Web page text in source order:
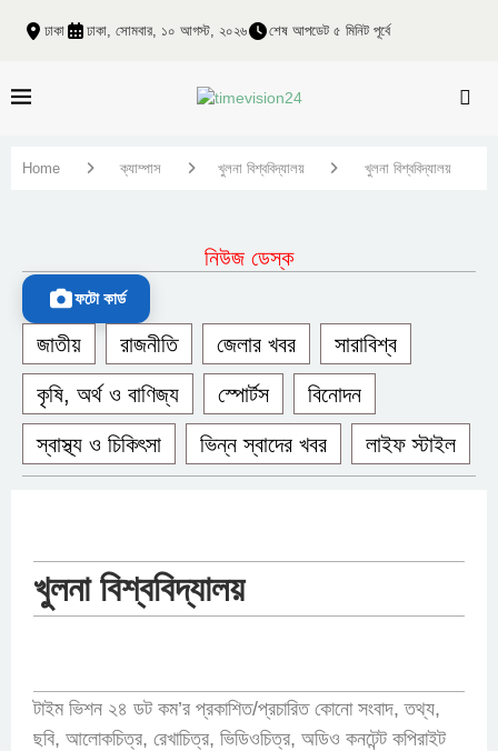
ঢাকা ঢাকা, সোমবার, ১০ আগস্ট, ২০২৬ শেষ আপডেট ৫ মিনিট পূর্বে
Home ক্যাম্পাস খুলনা বিশ্ববিদ্যালয় খুলনা বিশ্ববিদ্যালয়
নিউজ ডেস্ক
ফটো কার্ড
জাতীয় রাজনীতি জেলার খবর সারাবিশ্ব
কৃষি, অর্থ ও বাণিজ্য স্পোর্টস বিনোদন
স্বাস্থ্য ও চিকিৎসা ভিন্ন স্বাদের খবর লাইফ স্টাইল
খুলনা বিশ্ববিদ্যালয়
টাইম ভিশন ২৪ ডট কম’র প্রকাশিত/প্রচারিত কোনো সংবাদ, তথ্য,
ছবি, আলোকচিত্র, রেখাচিত্র, ভিডিওচিত্র, অডিও কনটেন্ট কপিরাইট